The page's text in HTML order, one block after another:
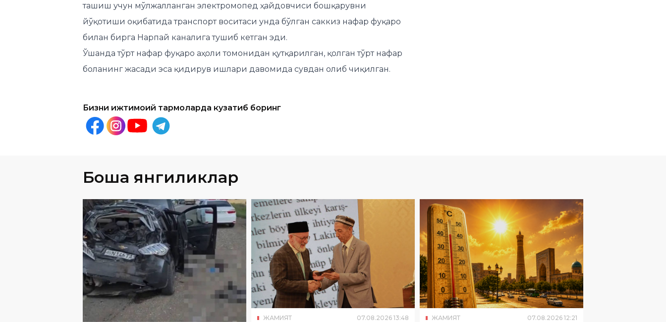
ташиш учун мўлжалланган электромопед ҳайдовчиси бошқарувни
йўқотиши оқибатида транспорт воситаси унда бўлган саккиз нафар фуқаро
билан бирга Нарпай каналига тушиб кетган эди.
Ўшанда тўрт нафар фуқаро аҳоли томонидан қутқарилган, қолган тўрт нафар
боланинг жасади эса қидирув ишлари давомида сувдан олиб чиқилган.
Бизни ижтимоий тармоқларда кузатиб боринг
Бошқа янгиликлар
ЖАМИЯТ 07.08.2026 13:48 ЖАМИЯТ 07.08.2026 12:21